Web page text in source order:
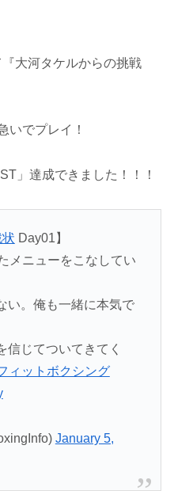
『大河タケルからの挑戦
いでプレイ！
」達成できました！！！
Day01】
メニューをこなしてい
い。俺も一緒に本気で
信じてついてきてく
ィットボクシング
January 5,